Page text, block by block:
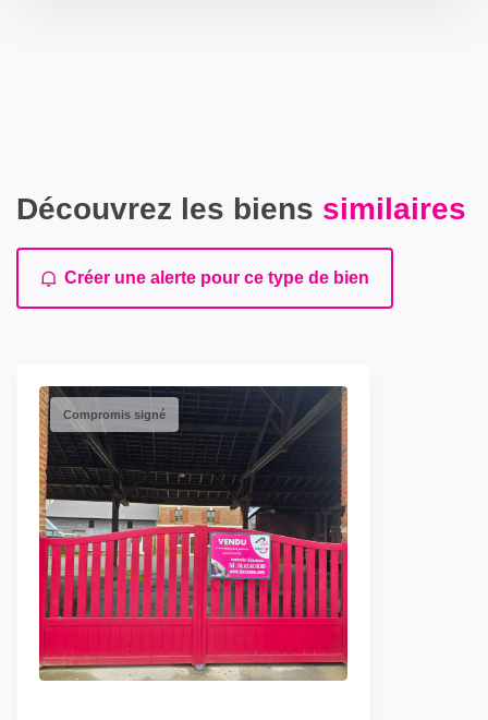
Découvrez les biens similaires
Créer une alerte pour ce type de bien
Compromis signé